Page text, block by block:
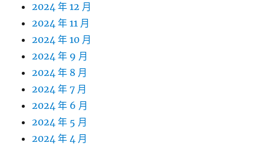
2024 年 12 月
2024 年 11 月
2024 年 10 月
2024 年 9 月
2024 年 8 月
2024 年 7 月
2024 年 6 月
2024 年 5 月
2024 年 4 月